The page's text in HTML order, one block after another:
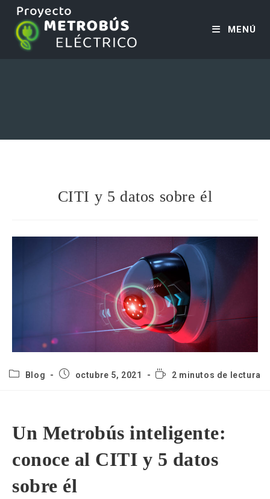
MENÚ
CITI y 5 datos sobre él
Blog octubre 5, 2021 2 minutos de lectura
Un Metrobús inteligente:
conoce al CITI y 5 datos
sobre él